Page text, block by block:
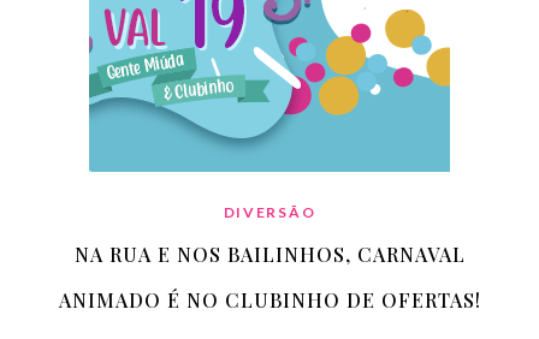
DIVERSÃO
NA RUA E NOS BAILINHOS, CARNAVAL
ANIMADO É NO CLUBINHO DE OFERTAS!